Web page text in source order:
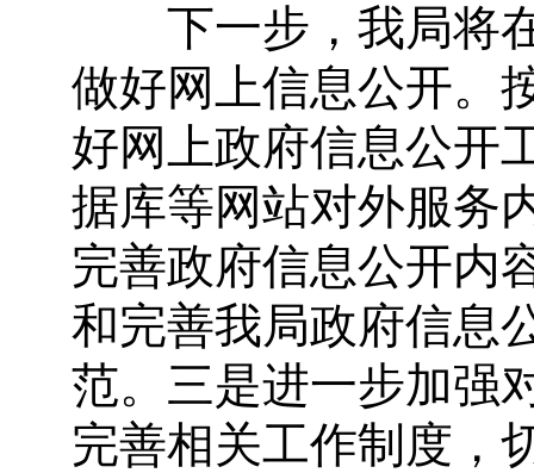
下一步，我局将在
做好网上信息公开。
好网上政府信息公开
据库等网站对外服务
完善政府信息公开内
和完善我局政府信息
范。三是进一步加强
完善相关工作制度，